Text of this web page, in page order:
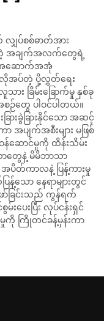
ျှပ်စစ်ဓာတ်အား
တဲ့ အချက်အလက်တွေရဲ့
ခံအဆောက်အအုံ
လိုအပ်တဲ့ ပို့လွှတ်ရေး
း ခြိမ်းခြောက်မှု နှစ်ခု
တွေ ပါဝင်ပါတယ်။
ားခွဲခြားနိုင်သော အဆင့်
အပျက်အစီးများ မဖြစ်
န်ဆောင်မှုကို ထိန်းသိမ်း
တွေနဲ့ မိမိဘာသာ
ပိတ်ကာလနဲ့ ပြန့်ကားမှု
သော နေရာများတွင်
ာ်ခြင်းသည် ကွန်ရက်
းပေးပြီး လုပ်ငန်းရှင်
မှုကို ကြိုတင်ခန့်မှန်းကာ